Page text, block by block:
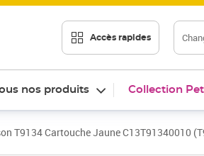
Accès rapides
nos produits Collection
T9134 Cartouche Jaune C13T91340010